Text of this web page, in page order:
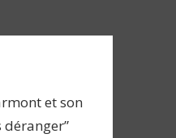
et son
déranger”